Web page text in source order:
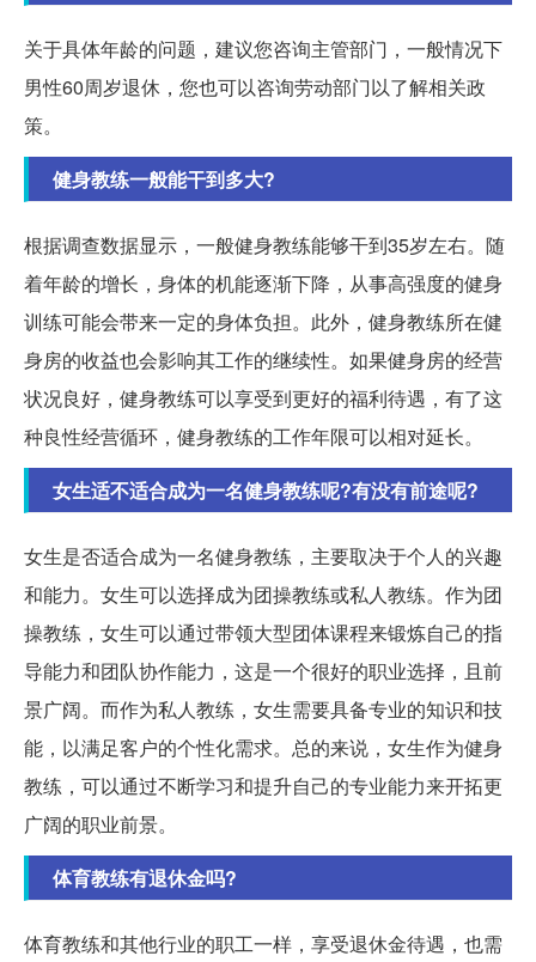
关于具体年龄的问题，建议您咨询主管部门，一般情况下
男性60周岁退休，您也可以咨询劳动部门以了解相关政
策。
健身教练一般能干到多大?
根据调查数据显示，一般健身教练能够干到35岁左右。随
着年龄的增长，身体的机能逐渐下降，从事高强度的健身
训练可能会带来一定的身体负担。此外，健身教练所在健
身房的收益也会影响其工作的继续性。如果健身房的经营
状况良好，健身教练可以享受到更好的福利待遇，有了这
种良性经营循环，健身教练的工作年限可以相对延长。
女生适不适合成为一名健身教练呢?有没有前途呢?
女生是否适合成为一名健身教练，主要取决于个人的兴趣
和能力。女生可以选择成为团操教练或私人教练。作为团
操教练，女生可以通过带领大型团体课程来锻炼自己的指
导能力和团队协作能力，这是一个很好的职业选择，且前
景广阔。而作为私人教练，女生需要具备专业的知识和技
能，以满足客户的个性化需求。总的来说，女生作为健身
教练，可以通过不断学习和提升自己的专业能力来开拓更
广阔的职业前景。
体育教练有退休金吗?
体育教练和其他行业的职工一样，享受退休金待遇，也需